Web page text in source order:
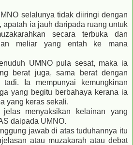
selalunya tidak diiringi dengan
apatah ia jauh daripada ruang untuk
secara terbuka dan
meliar yang entah ke mana
UMNO pula sesat, maka ia
berat juga, sama berat dengan
Ia mempunyai kemungkinan
yang begitu berbahaya kerana ia
yang keras sekali.
menyaksikan kelainan yang
daipada UMNO.
jawab di atas tuduhannya itu
atau muzakarah atau debat